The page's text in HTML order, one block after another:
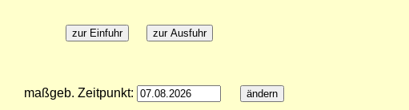
maßgeb. Zeitpunkt: